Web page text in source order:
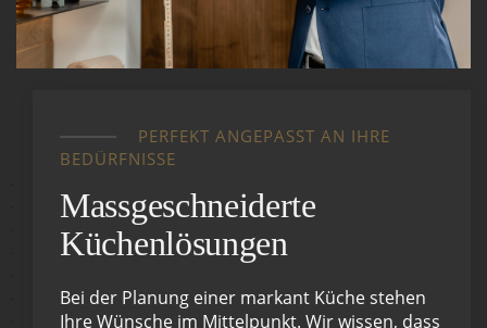
PERFEKT ANGEPASST AN IHRE
BEDÜRFNISSE
Massgeschneiderte
Küchenlösungen
Bei der Planung einer markant Küche stehen
Ihre Wünsche im Mittelpunkt. Wir wissen, dass